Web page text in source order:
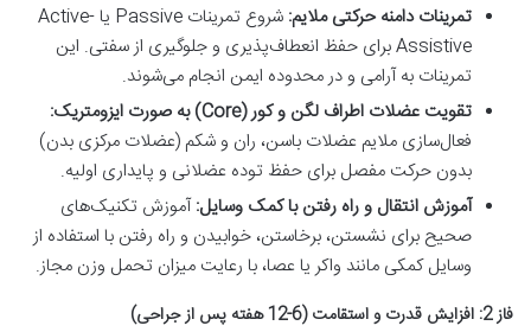
تمرینات دامنه حرکتی ملایم:
شروع تمرینات Passive یا Active-
Assistive برای حفظ انعطاف‌پذیری و جلوگیری از سفتی. این
تمرینات به آرامی و در محدوده ایمن انجام می‌شوند.
تقویت عضلات اطراف لگن و کور (Core) به صورت ایزومتریک:
فعال‌سازی ملایم عضلات باسن، ران و شکم (عضلات مرکزی بدن)
بدون حرکت مفصل برای حفظ توده عضلانی و پایداری اولیه.
آموزش انتقال و راه رفتن با کمک وسایل:آموزش تکنیک‌های
صحیح برای نشستن، برخاستن، خوابیدن و راه رفتن با استفاده از
وسایل کمکی مانند واکر یا عصا، با رعایت میزان تحمل وزن مجاز.
فاز 2: افزایش قدرت و استقامت (6-12 هفته پس از جراحی)